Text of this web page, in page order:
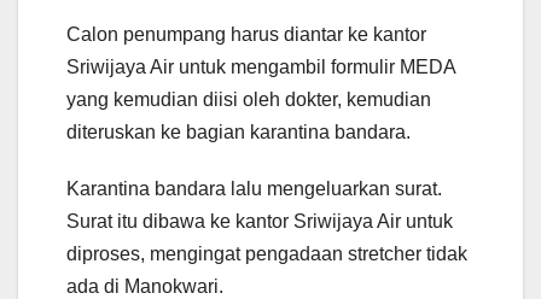
Calon penumpang harus diantar ke kantor
Sriwijaya Air untuk mengambil formulir MEDA
yang kemudian diisi oleh dokter, kemudian
diteruskan ke bagian karantina bandara.
Karantina bandara lalu mengeluarkan surat.
Surat itu dibawa ke kantor Sriwijaya Air untuk
diproses, mengingat pengadaan stretcher tidak
ada di Manokwari.